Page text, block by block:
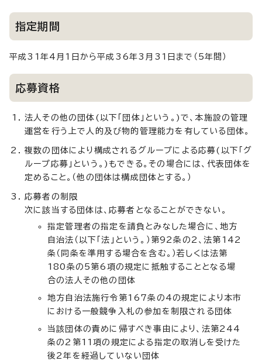
指定期間
平成31年4月1日から平成36年3月31日まで（5年間）
応募資格
法人その他の団体(以下「団体」という。)で、本施設の管理
運営を行う上で人的及び物的管理能力を有している団体。
複数の団体により構成されるグループによる応募(以下「グ
ループ応募」という。)もできる。その場合には、代表団体を
定めること。（他の団体は構成団体とする。）
応募者の制限
次に該当する団体は、応募者となることができない。
指定管理者の指定を請負とみなした場合に、地方
自治法（以下「法」という。）第92条の2、法第142
条（同条を準用する場合を含む。）若しくは法第
180条の5第6項の規定に抵触することとなる場
合の法人その他の団体
地方自治法施行令第167条の4の規定により本市
における一般競争入札の参加を制限される団体
当該団体の責めに帰すべき事由により、法第244
条の2第11項の規定による指定の取消しを受けた
後2年を経過していない団体